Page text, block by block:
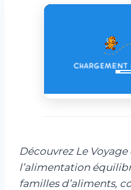
Découvrez Le
l’alimentation
familles d’aliments,